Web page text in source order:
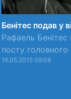
Бенітес подав у
Рафаель Бенітес
посту головного
16.05.2015 09:09